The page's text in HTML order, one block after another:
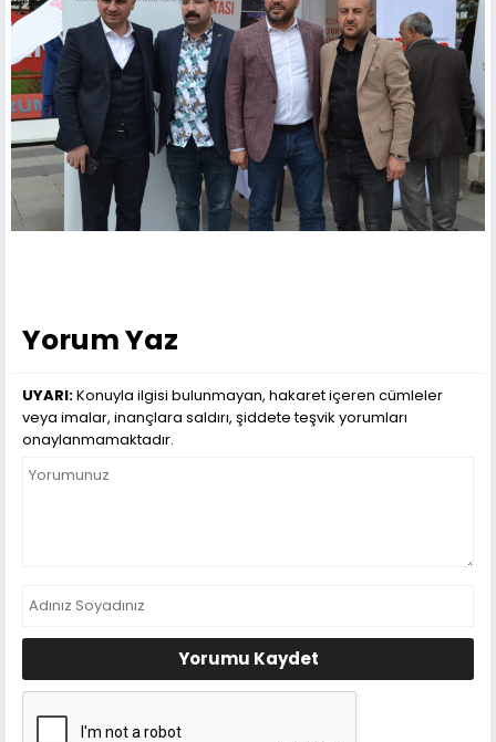
Yorum Yaz
UYARI:Konuyla ilgisi bulunmayan, hakaret içeren cümleler
veya imalar, inançlara saldırı, şiddete teşvik yorumları
onaylanmamaktadır.
Yorumu Kaydet